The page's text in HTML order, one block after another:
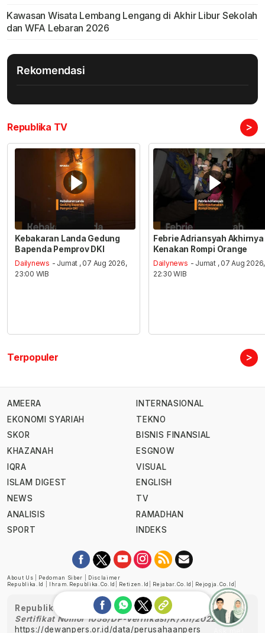
Kawasan Wisata Lembang Lengang di Akhir Libur Sekolah
dan WFA Lebaran 2026
Rekomendasi
Republika TV >
Kebakaran Landa Gedung
Bapenda Pemprov DKI
Dailynews - Jumat , 07 Aug 2026,
23:00 WIB
Febrie Adriansyah Akhirnya
Kenakan Rompi Orange
Dailynews - Jumat , 07 Aug 2026,
22:30 WIB
Terpopuler >
AMEERA
EKONOMI SYARIAH
SKOR
KHAZANAH
IQRA
ISLAM DIGEST
NEWS
ANALISIS
SPORT
INTERNASIONAL
TEKNO
BISNIS FINANSIAL
ESGNOW
VISUAL
ENGLISH
TV
RAMADHAN
INDEKS
About Us Pedoman Siber
Disclaimer
Republika.id
Ihram.republika.co.id Retizen.id Rejabar.co.id Rejogja.co.id
Republika telah diverifikasi oleh Dewan Pers
Sertifikat Nomor 1058/DP-Verifikasi/K/XII/2022
https://dewanpers.or.id/data/perusahaanpers